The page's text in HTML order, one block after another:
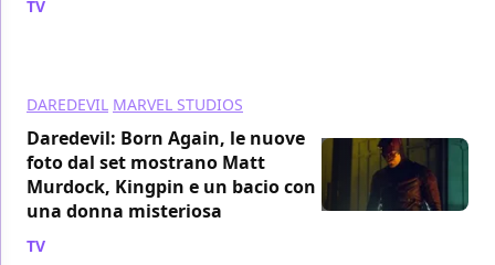
TV
DAREDEVIL MARVEL STUDIOS
Daredevil: Born Again, le nuove
foto dal set mostrano Matt
Murdock, Kingpin e un bacio con
una donna misteriosa
TV